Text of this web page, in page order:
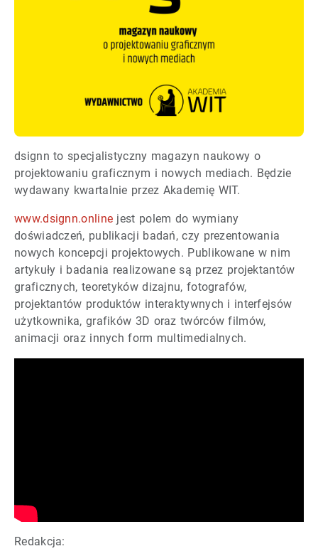
dsignn to specjalistyczny magazyn naukowy o
projektowaniu graficznym i nowych mediach. Będzie
wydawany kwartalnie przez Akademię WIT.
www.dsignn.online jest polem do wymiany
doświadczeń, publikacji badań, czy prezentowania
nowych koncepcji projektowych. Publikowane w nim
artykuły i badania realizowane są przez projektantów
graficznych, teoretyków dizajnu, fotografów,
projektantów produktów interaktywnych i interfejsów
użytkownika, grafików 3D oraz twórców filmów,
animacji oraz innych form multimedialnych.
Redakcja: